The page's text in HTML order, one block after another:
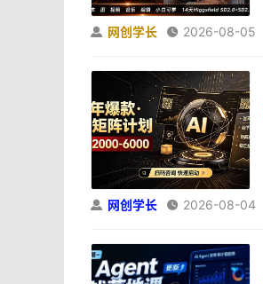
 网创学长  2026-08-05
 网创学长  2026-08-04